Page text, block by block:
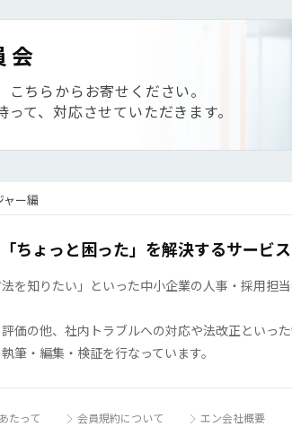
会
ちらからお寄せください。
て、対応させていただきます。
ャー編
ちょっと困った」を解決するサービス
を知りたい」といった中小企業の人事・採用担
価の他、社内トラブルへの対応や法改正といっ
筆・編集・検証を行なっています。
たって 会員規約について エン会社概要